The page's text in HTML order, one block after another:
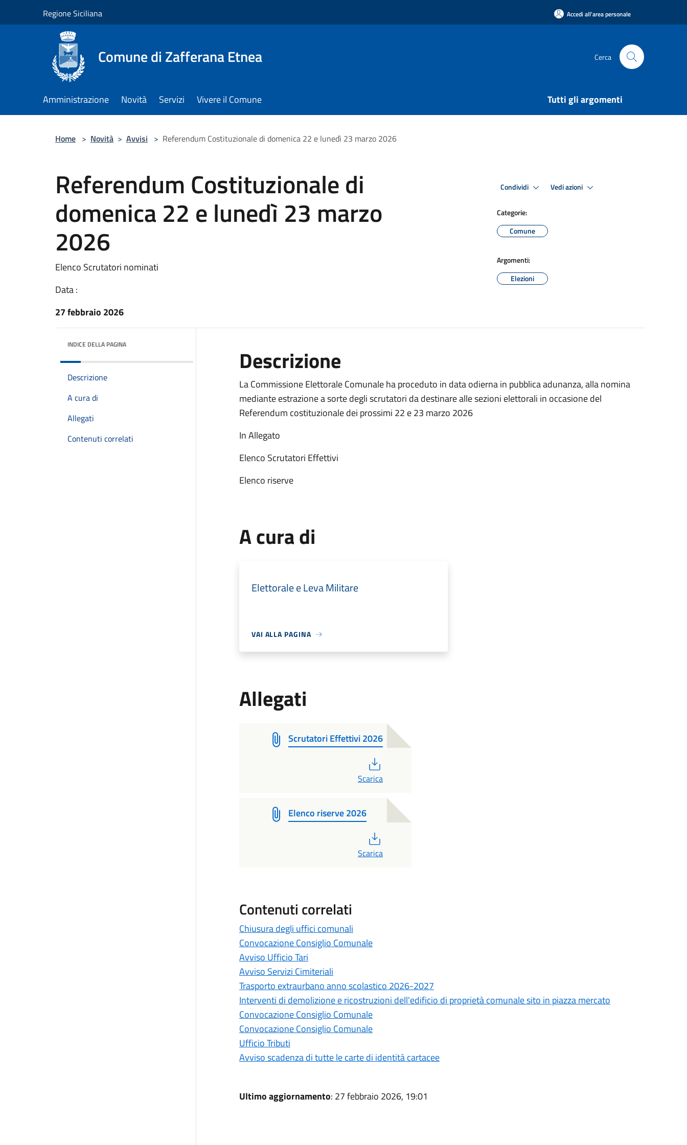
Regione Siciliana Accedi all'area personale
Comune di Zafferana Etnea Cerca
Amministrazione Novità Servizi Vivere il Comune Tutti gli argomenti
Home > Novità > Avvisi > Referendum Costituzionale di domenica 22 e lunedì 23 marzo 2026
Referendum Costituzionale di
domenica 22 e lunedì 23 marzo
2026
Elenco Scrutatori nominati
Data :
27 febbraio 2026
Condividi Vedi azioni
Categorie:
Comune
Argomenti:
Elezioni
INDICE DELLA PAGINA
Descrizione
A cura di
Allegati
Contenuti correlati
Descrizione
La Commissione Elettorale Comunale ha proceduto in data odierna in pubblica adunanza, alla nomina
mediante estrazione a sorte degli scrutatori da destinare alle sezioni elettorali in occasione del
Referendum costituzionale dei prossimi 22 e 23 marzo 2026
In Allegato
Elenco Scrutatori Effettivi
Elenco riserve
A cura di
Elettorale e Leva Militare
VAI ALLA PAGINA
Allegati
Scrutatori Effettivi 2026
Scarica
Elenco riserve 2026
Scarica
Contenuti correlati
Chiusura degli uffici comunali
Convocazione Consiglio Comunale
Avviso Ufficio Tari
Avviso Servizi Cimiteriali
Trasporto extraurbano anno scolastico 2026-2027
Interventi di demolizione e ricostruzioni dell'edificio di proprietà comunale sito in piazza mercato
Convocazione Consiglio Comunale
Convocazione Consiglio Comunale
Ufficio Tributi
Avviso scadenza di tutte le carte di identità cartacee
Ultimo aggiornamento: 27 febbraio 2026, 19:01